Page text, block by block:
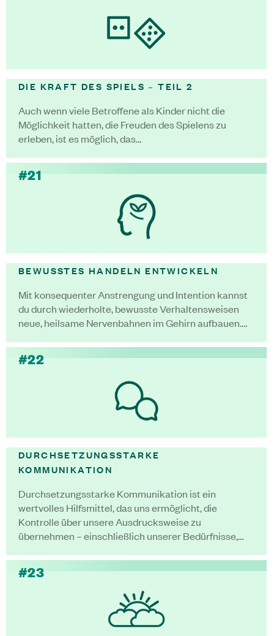
DIE KRAFT DES SPIELS – TEIL 2
Auch wenn viele Betroffene als Kinder nicht die
Möglichkeit hatten, die Freuden des Spielens zu
erleben, ist es möglich, das…
#21
BEWUSSTES HANDELN ENTWICKELN
Mit konsequenter Anstrengung und Intention kannst
du durch wiederholte, bewusste Verhaltensweisen
neue, heilsame Nervenbahnen im Gehirn aufbauen.…
#22
DURCHSETZUNGSSTARKE
KOMMUNIKATION
Durchsetzungsstarke Kommunikation ist ein
wertvolles Hilfsmittel, das uns ermöglicht, die
Kontrolle über unsere Ausdrucksweise zu
übernehmen – einschließlich unserer Bedürfnisse,…
#23